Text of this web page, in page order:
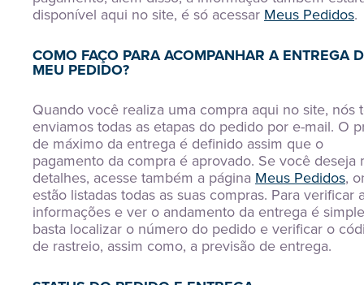
disponível aqui no site, é só acessar Meus Pedidos.
COMO FAÇO PARA ACOMPANHAR A ENTREGA
MEU PEDIDO?
Quando você realiza uma compra aqui no site, nós
enviamos todas as etapas do pedido por e-mail. O
de máximo da entrega é definido assim que o
pagamento da compra é aprovado. Se você deseja
detalhes, acesse também a página Meus Pedidos,
estão listadas todas as suas compras. Para verificar
informações e ver o andamento da entrega é
basta localizar o número do pedido e verificar o
de rastreio, assim como, a previsão de entrega.